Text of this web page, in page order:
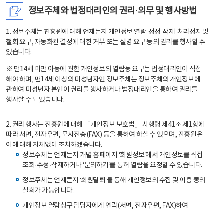
정보주체와 법정대리인의 권리·의무 및 행사방법
1. 정보주체는 진흥원에 대해 언제든지 개인정보 열람·정정·삭제·처리정지 및
철회 요구, 자동화된 결정에 대한 거부 또는 설명 요구 등의 권리를 행사할 수
있습니다.
※ 만14세 미만 아동에 관한 개인정보의 열람등 요구는 법정대리인이 직접
해야 하며, 만14세 이상의 미성년자인 정보주체는 정보주체의 개인정보에
관하여 미성년자 본인이 권리를 행사하거나 법정대리인을 통하여 권리를
행사할 수도 있습니다.
2. 권리 행사는 진흥원에 대해 「개인정보 보호법」 시행령 제41조 제1항에
따라 서면, 전자우편, 모사전송(FAX) 등을 통하여 하실 수 있으며, 진흥원은
이에 대해 지체없이 조치하겠습니다.
정보주체는 언제든지 개별 홈페이지 ‘회원정보’에서 개인정보를 직접
조회·수정·삭제하거나 ‘문의하기’를 통해 열람을 요청할 수 있습니다.
정보주체는 언제든지 ‘회원탈퇴’를 통해 개인정보의 수집 및 이용 동의
철회가 가능합니다.
개인정보 열람청구 담당자에게 연락(서면, 전자우편, FAX)하여